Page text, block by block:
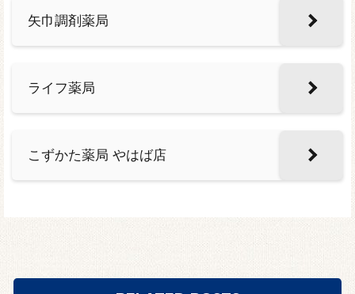
矢巾調剤薬局
ライフ薬局
こずかた薬局 やはば店